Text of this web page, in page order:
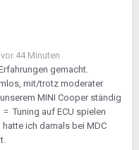
vor 44 Minuten
gemacht.
mit/trotz moderater
MINI Cooper ständig
Tuning auf ECU spielen
hatte ich damals bei MDC